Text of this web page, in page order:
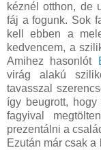
kéznél otthon, de
fáj a fogunk. Sok
kell ebben a
kedvencem, a
Amihez hasonlót
virág alakú
tavasszal
így beugrott,
fagyival
prezentálni a
Ezután már csak